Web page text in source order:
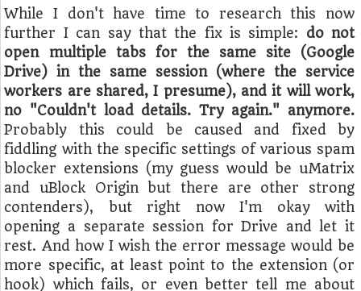
While I don't have time to research this now
further I can say that the fix is simple: do not
open multiple tabs for the same site (Google
Drive) in the same session (where the service
workers are shared, I presume), and it will work,
no "Couldn't load details. Try again." anymore.
Probably this could be caused and fixed by
fiddling with the specific settings of various spam
blocker extensions (my guess would be uMatrix
and uBlock Origin but there are other strong
contenders), but right now I'm okay with
opening a separate session for Drive and let it
rest. And how I wish the error message would be
more specific, at least point to the extension (or
hook) which fails, or even better tell me about